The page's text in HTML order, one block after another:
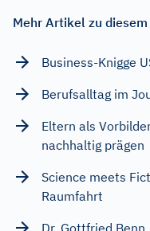
Mehr Artikel zu diesem
Business-Knigge
Berufsalltag im
Eltern als
nachhaltig prägen
Science meets
Raumfahrt
Dr. Gottfried